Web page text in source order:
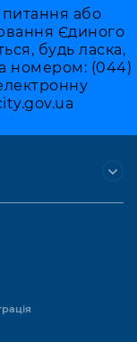
питання або
Єдиного
будь ласка,
номером: (044)